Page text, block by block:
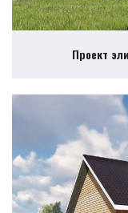
Проект